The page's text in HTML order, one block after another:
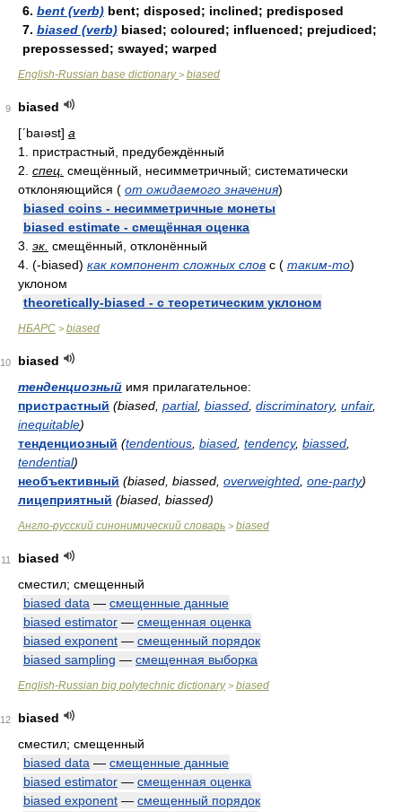
6. bent (verb) bent; disposed; inclined; predisposed
7. biased (verb) biased; coloured; influenced; prejudiced;
prepossessed; swayed; warped
English-Russian base dictionary> biased
9
biased
[ʹbaıəst] a
1. пристрастный, предубеждённый
2. спец. смещённый, несимметричный; систематически
отклоняющийся ( от ожидаемого значения)
biased coins - несимметричные монеты
biased estimate - смещённая оценка
3. эк. смещённый, отклонённый
4. (-biased) как компонент сложных слов с ( таким-то)
уклоном
theoretically-biased - с теоретическим уклоном
НБАРС > biased
10
biased
тенденциозный имя прилагательное:
пристрастный (biased, partial, biassed discriminatory, unfair,
inequitable)
тенденциозный (tendentious biased tendency, biassed
tendential)
необъективный (biased, biassed, overweighted one-party)
лицеприятный (biased, biassed)
Англо-русский синонимический словарь > biased
11
biased
сместил; смещенный
biased data — смещенные данные
biased estimator — смещенная оценка
biased exponent — смещенный порядок
biased sampling — смещенная выборка
English-Russian big polytechnic dictionary> biased
12
biased
сместил; смещенный
biased data — смещенные данные
biased estimator — смещенная оценка
biased exponent — смещенный порядок